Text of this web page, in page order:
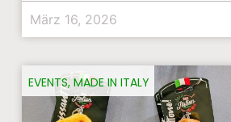
März 16, 2026
EVENTS, MADE IN ITALY